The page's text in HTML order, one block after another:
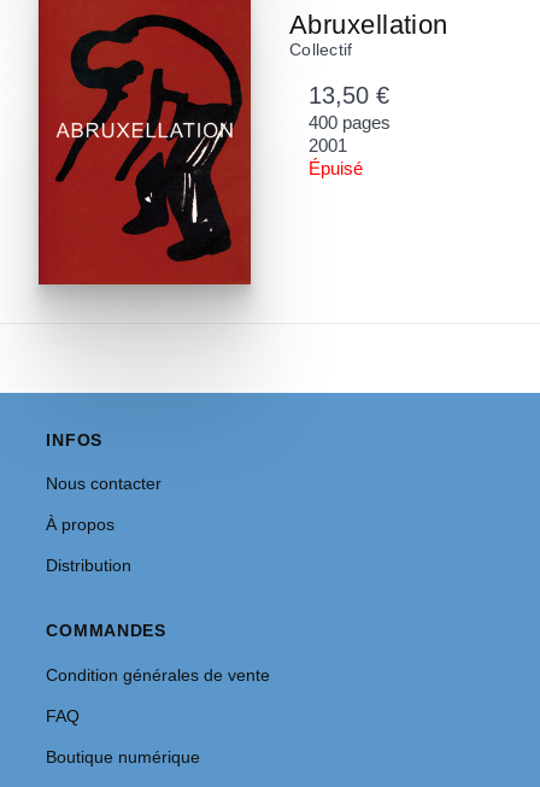
Abruxellation
Collectif
13,50 €
400 pages
2001
Épuisé
INFOS
Nous contacter
À propos
Distribution
COMMANDES
Condition générales de vente
FAQ
Boutique numérique